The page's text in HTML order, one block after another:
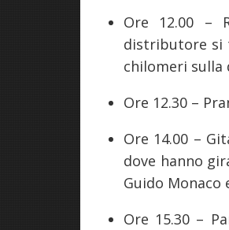
Ore 12.00 –
distributore si
chilomeri
Ore 12.30 –
Ore 14.00 –
dove hanno
Guido Monaco
Ore 15.30 –